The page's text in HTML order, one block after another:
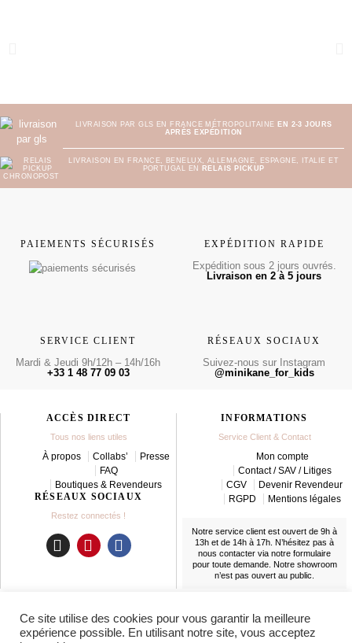
LIVRAISON PAR GLS EN FRANCE MÉTROPOLITAINE EN 2-3 JOURS
APRÈS EXPÉDITION
LIVRAISON EN FRANCE, BENELUX, ALLEMAGNE, ESPAGNE, ITALIE ET
PORTUGAL EN
RELAIS PICKUP
PAIEMENTS SÉCURISÉS EXPÉDITION RAPIDE
Expédition sous 2 jours ouvrés.
Livraison en 2 à 5 jours
SERVICE CLIENT
Mardi & Jeudi 9h/12h – 14h/16h
+33 1 48 77 09 03
RÉSEAUX SOCIAUX
Suivez-nous sur Instagram
@minikane_for_kids
ACCÈS DIRECT
Tous nos liens utiles
À propos Collabs’
Presse
FAQ
Boutiques & Revendeurs
RÉSEAUX SOCIAUX
Restez connectés !
I
a
g
P
e
r
F
b
o
INFORMATIONS
Service Client & Contact
Mon compte
Contact / SAV / Litiges
CGV
Devenir Revendeur
RGPD
Mentions légales
Notre service client est ouvert de 9h à
13h et de 14h à 17h. N’hésitez pas à
nous contacter via notre formulaire
pour toute demande. Notre showroom
n’est pas ouvert au public.
En France et partout dans le monde
Ce site utilise des cookies pour vous garantir la meilleure
expérience possible. En utilisant notre site, vous acceptez